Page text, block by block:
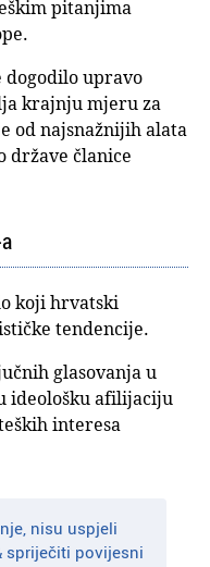
pitanjima
dogodilo upravo
krajnju mjeru za
od najsnažnijih alata
države članice
koji hrvatski
tendencije.
glasovanja u
ideološku afilijaciju
interesa
nisu uspjeli
spriječiti povijesni